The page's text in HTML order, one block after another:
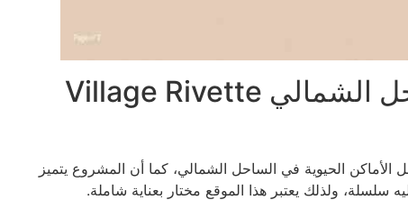
موقع قرية ريفيت أمواج الساحل الشمالي Village Rivette
الحيوية في الساحل الشمالي، كما أن المشروع يتميز
سلسلة، ولذلك يعتبر هذا الموقع مختار بعناية شاملة.